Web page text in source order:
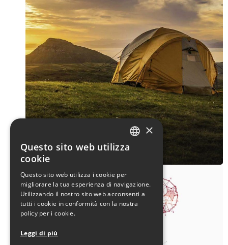
Genius Camping
×
Questo sito web utilizza
cookie
Questo sito web utilizza i cookie per
migliorare la tua esperienza di navigazione.
Utilizzando il nostro sito web acconsenti a
tutti i cookie in conformità con la nostra
policy per i cookie.
Leggi di più